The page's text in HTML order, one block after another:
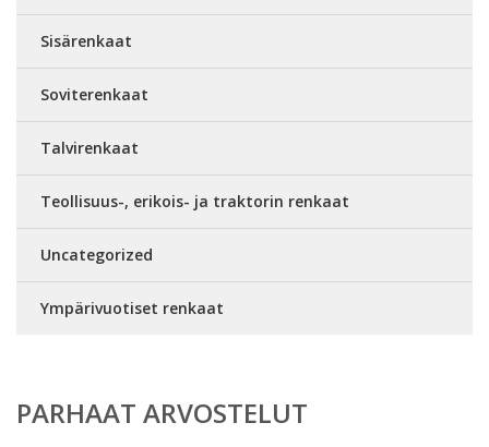
Sisärenkaat
Soviterenkaat
Talvirenkaat
Teollisuus-, erikois- ja traktorin renkaat
Uncategorized
Ympärivuotiset renkaat
PARHAAT ARVOSTELUT